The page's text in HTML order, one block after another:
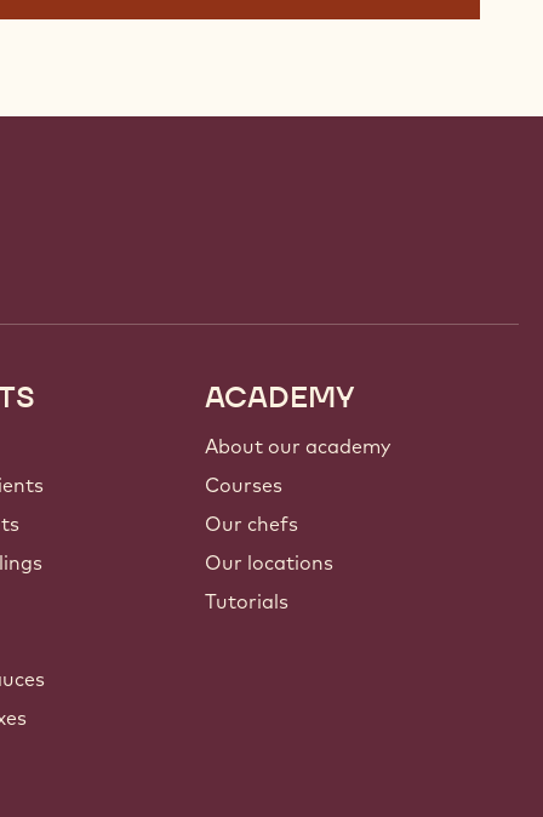
ACADEMY
About our academy
Courses
Our chefs
Our locations
Tutorials